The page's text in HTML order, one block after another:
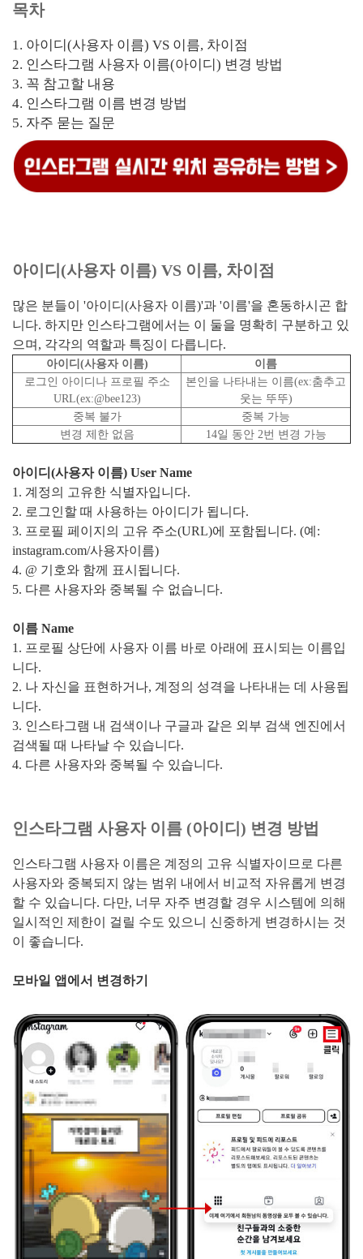
목차
1. 아이디(사용자 이름) VS 이름, 차이점
2. 인스타그램 사용자 이름(아이디) 변경 방법
3. 꼭 참고할 내용
4. 인스타그램 이름 변경 방법
5. 자주 묻는 질문
아이디(사용자 이름) VS 이름, 차이점
많은 분들이 '아이디(사용자 이름)'과 '이름'을 혼동하시곤 합
니다. 하지만 인스타그램에서는 이 둘을 명확히 구분하고 있
으며, 각각의 역할과 특징이 다릅니다.
아이디(사용자 이름)
이름
로그인 아이디나 프로필 주소
URL(ex:@bee123)
본인을 나타내는 이름(ex:춤추고
웃는 뚜뚜)
중복 불가
중복 가능
변경 제한 없음
14일 동안 2번 변경 가능
아이디(사용자 이름) User Name
1. 계정의 고유한 식별자입니다.
2. 로그인할 때 사용하는 아이디가 됩니다.
3. 프로필 페이지의 고유 주소(URL)에 포함됩니다. (예:
instagram.com/사용자이름)
4. @ 기호와 함께 표시됩니다.
5. 다른 사용자와 중복될 수 없습니다.
이름 Name
1. 프로필 상단에 사용자 이름 바로 아래에 표시되는 이름입
니다.
2. 나 자신을 표현하거나, 계정의 성격을 나타내는 데 사용됩
니다.
3. 인스타그램 내 검색이나 구글과 같은 외부 검색 엔진에서
검색될 때 나타날 수 있습니다.
4. 다른 사용자와 중복될 수 있습니다.
인스타그램 사용자 이름 (아이디) 변경 방법
인스타그램 사용자 이름은 계정의 고유 식별자이므로 다른
사용자와 중복되지 않는 범위 내에서 비교적 자유롭게 변경
할 수 있습니다. 다만, 너무 자주 변경할 경우 시스템에 의해
일시적인 제한이 걸릴 수도 있으니 신중하게 변경하시는 것
이 좋습니다.
모바일 앱에서 변경하기